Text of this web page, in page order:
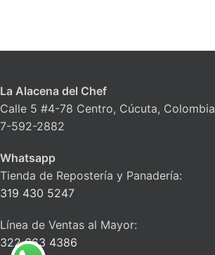
La Alacena del Chef
Calle 5 #4-78 Centro, Cúcuta, Colombia
7-592-2882
Whatsapp
Tienda de Repostería y Panadería:
319 430 5247
Línea de Ventas al Mayor:
322 663 4386